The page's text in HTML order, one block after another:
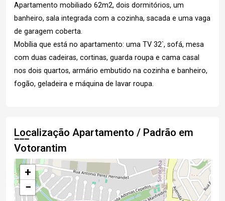
Apartamento mobiliado 62m2, dois dormitórios, um
banheiro, sala integrada com a cozinha, sacada e uma vaga
de garagem coberta.
Mobília que está no apartamento: uma TV 32`, sofá, mesa
com duas cadeiras, cortinas, guarda roupa e cama casal
nos dois quartos, armário embutido na cozinha e banheiro,
fogão, geladeira e máquina de lavar roupa.
Localização Apartamento / Padrão em
Votorantim
+
−